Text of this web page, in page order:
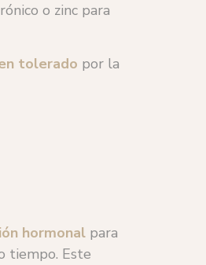
o zinc para
tolerado por la
hormonal para
tiempo. Este